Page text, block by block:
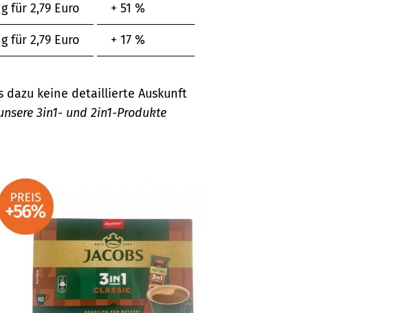
für 2,79 Euro + 51 %
für 2,79 Euro + 17 %
dazu keine detaillierte Auskunft
3in1- und 2in1-Produkte